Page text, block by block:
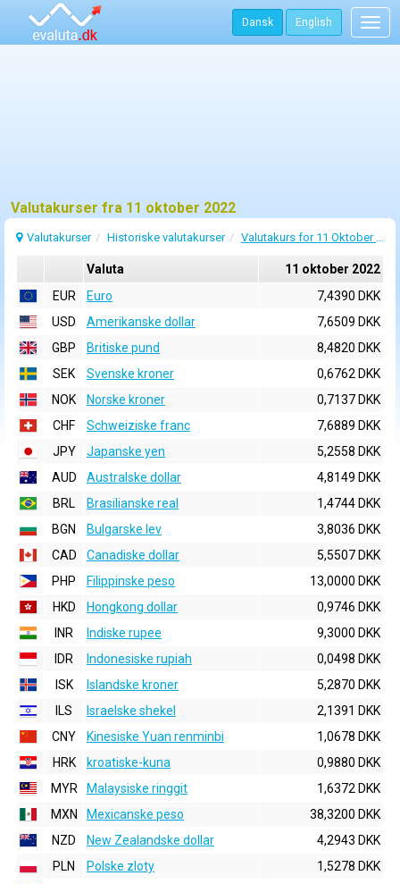
Dansk English
Valutakurser fra 11 oktober 2022
Valutakurser Historiske valutakurser Valutakurs for 11 Oktober 2022
Valuta
11 oktober 2022
EUR
Euro
7,4390 DKK
USD
Amerikanske dollar
7,6509 DKK
GBP
Britiske pund
8,4820 DKK
SEK
Svenske kroner
0,6762 DKK
NOK
Norske kroner
0,7137 DKK
CHF
Schweiziske franc
7,6889 DKK
JPY
Japanske yen
5,2558 DKK
AUD
Australske dollar
4,8149 DKK
BRL
Brasilianske real
1,4744 DKK
BGN
Bulgarske lev
3,8036 DKK
CAD
Canadiske dollar
5,5507 DKK
PHP
Filippinske peso
13,0000 DKK
HKD
Hongkong dollar
0,9746 DKK
INR
Indiske rupee
9,3000 DKK
IDR
Indonesiske rupiah
0,0498 DKK
ISK
Islandske kroner
5,2870 DKK
ILS
Israelske shekel
2,1391 DKK
CNY
Kinesiske Yuan renminbi
1,0678 DKK
HRK
kroatiske-kuna
0,9880 DKK
MYR
Malaysiske ringgit
1,6372 DKK
MXN
Mexicanske peso
38,3200 DKK
NZD
New Zealandske dollar
4,2943 DKK
PLN
Polske zloty
1,5278 DKK